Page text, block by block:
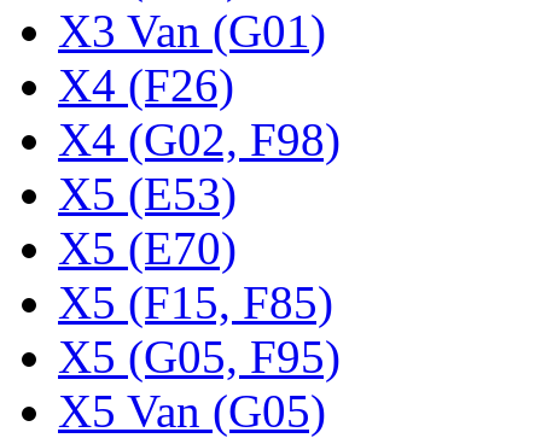
X3 Van (G01)
X4 (F26)
X4 (G02, F98)
X5 (E53)
X5 (E70)
X5 (F15, F85)
X5 (G05, F95)
X5 Van (G05)